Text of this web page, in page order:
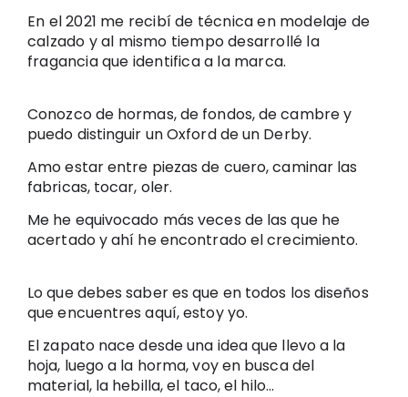
En el 2021 me recibí de técnica en modelaje de
calzado y al mismo tiempo desarrollé la
fragancia que identifica a la marca.
Conozco de hormas, de fondos, de cambre y
puedo distinguir un Oxford de un Derby.
Amo estar entre piezas de cuero, caminar las
fabricas, tocar, oler.
Me he equivocado más veces de las que he
acertado y ahí he encontrado el crecimiento.
Lo que debes saber es que en todos los diseños
que encuentres aquí, estoy yo.
El zapato nace desde una idea que llevo a la
hoja, luego a la horma, voy en busca del
material, la hebilla, el taco, el hilo...